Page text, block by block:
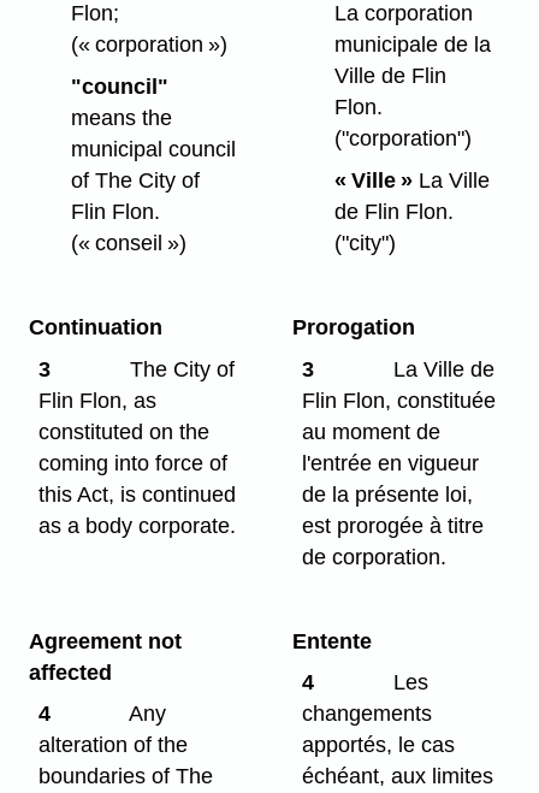
Flon;
(« corporation »)
"council"
means the
municipal council
of The City of
Flin Flon.
(« conseil »)
La corporation
municipale de la
Ville de Flin
Flon.
("corporation")
« Ville »La Ville
de Flin Flon.
("city")
Continuation
3
The City of
Flin Flon, as
constituted on the
coming into force of
this Act, is continued
as a body corporate.
Prorogation
3
La Ville de
Flin Flon, constituée
au moment de
l'entrée en vigueur
de la présente loi,
est prorogée à titre
de corporation.
Agreement not
affected
4
Any
alteration of the
boundaries of The
Entente
4
Les
changements
apportés, le cas
échéant, aux limites